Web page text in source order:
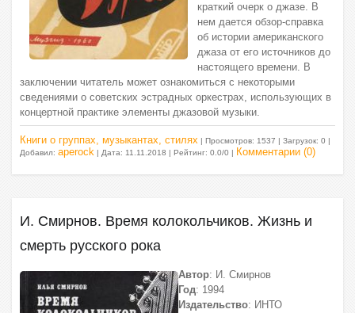
краткий очерк о джазе. В
нем дается обзор-справка
об истории американского
джаза от его источников до
настоящего времени. В
заключении читатель может ознакомиться с некоторыми
сведениями о советских эстрадных оркестрах, использующих в
концертной практике элементы джазовой музыки.
Книги о группах, музыкантах, стилях | Просмотров: 1537 | Загрузок: 0 |
Добавил: aperock | Дата: 11.11.2018 | Рейтинг: 0.0/0 | Комментарии (0)
И. Смирнов. Время колокольчиков. Жизнь и
смерть русского рока
Автор: И. Смирнов
Год: 1994
Издательство: ИНТО